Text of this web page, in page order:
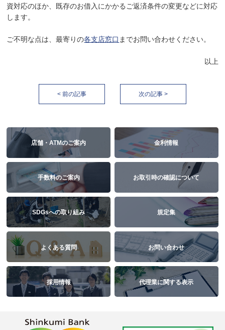
資対応のほか、既存のお借入にかかるご返済条件の変更などに対応
します。
ご不明な点は、最寄りの各支店窓口 までお問い合わせください。
以上
< 前の記事 次の記事 >
店舗・ATMのご案内 金利情報
手数料のご案内 お取引時の確認について
SDGsへの取り組み 規定集
よくある質問 お問い合わせ
採用情報 代理業に関する表示